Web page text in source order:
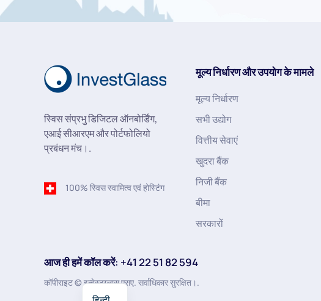
स्विस संप्रभु डिजिटल ऑनबोर्डिंग,
एआई सीआरएम और पोर्टफोलियो
प्रबंधन मंच।.
100% स्विस स्वामित्व एवं होस्टिंग
मूल्य निर्धारण और उपयोग के मामले
मूल्य निर्धारण
सभी उद्योग
वित्तीय सेवाएं
खुदरा बैंक
निजी बैंक
बीमा
सरकारों
आज ही हमें कॉल करें: +41 22 51 82 594
कॉपीराइट © इन्वेस्टग्लास एसए. सर्वाधिकार सुरक्षित।.